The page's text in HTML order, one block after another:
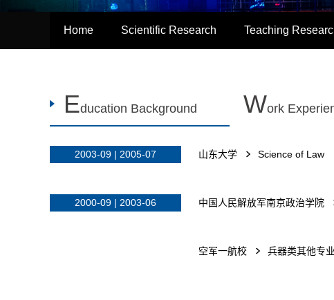
Home Scientific Research Teaching
Education Background Work
2003-09 | 2005-07 山东大学 Science of Law
2000-09 | 2003-06 中国人民解放军南京政治学院
空军一航校 兵器类其他专业